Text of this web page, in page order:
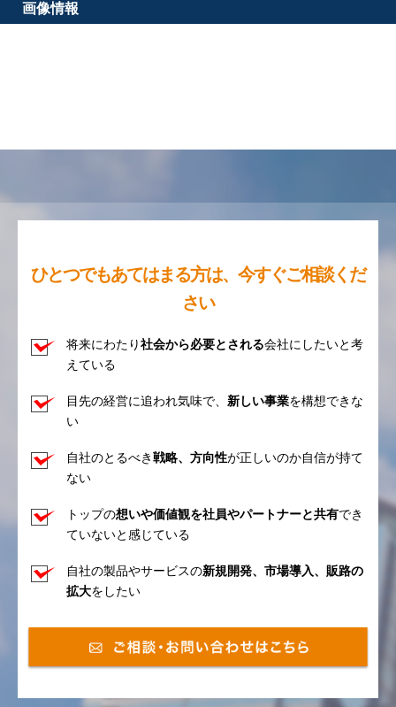
画像情報
ひとつでもあてはまる方は、今すぐご相談くだ
さい
将来にわたり社会から必要とされる会社にしたいと考
えている
目先の経営に追われ気味で、 新しい事業を構想できな
い
自社のとるべき戦略、方向性が正しいのか自信が持て
ない
トップの想いや価値観を社員やパートナーと共有でき
ていないと感じている
自社の製品やサービスの新規開発、市場導入、販路の
拡大をしたい